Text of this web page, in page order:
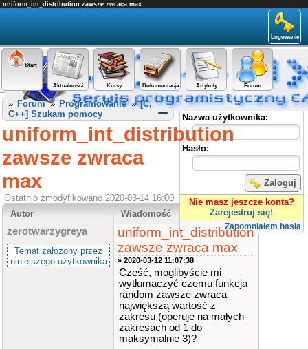
uniform_int_distribution zawsze zwraca max
Logowanie
Start
Aktualności Kursy Dokumentacja Artykuły Forum
Panel użytkownika
Nazwa użytkownika:
Hasło:
Zaloguj
Nie masz jeszcze konta?
Zarejestruj się!
Zapomniałem hasła
» Forum» Programowanie»[C,
C++] Szukam pomocy
uniform_int_distribution
zawsze zwraca
max
Ostatnio zmodyfikowano 2020-03-14 16:00
Autor
Wiadomość
zerotwarzygreya
Temat założony przez
niniejszego użytkownika
uniform_int_distribution
zawsze zwraca max
» 2020-03-12 11:07:38
Cześć, moglibyście mi
wytłumaczyć czemu funkcja
random zawsze zwraca
największą wartość z
zakresu (operuje na małych
zakresach od 1 do
maksymalnie 3)?